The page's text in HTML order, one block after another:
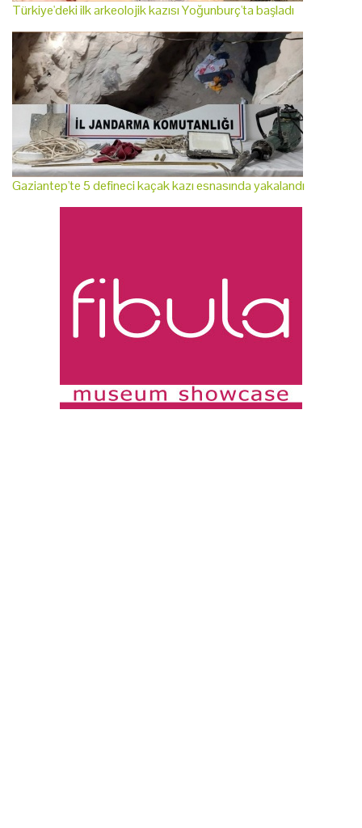
Türkiye'deki ilk arkeolojik kazısı Yoğunburç'ta başladı
Gaziantep'te 5 defineci kaçak kazı esnasında yakalandı